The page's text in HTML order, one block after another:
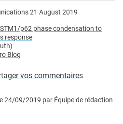
21 August 2019
p62 phase condensation to
response
Blog
vos commentaires
24/09/2019 par Équipe de rédaction